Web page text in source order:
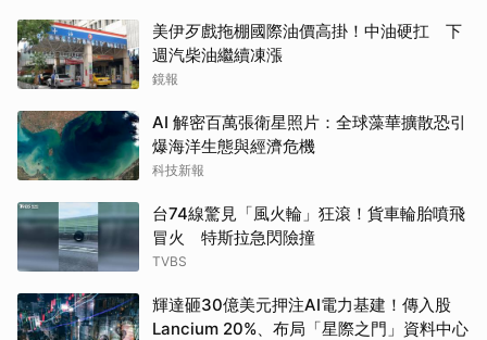
美伊歹戲拖棚國際油價高掛！中油硬扛 下
週汽柴油繼續凍漲
鏡報
AI 解密百萬張衛星照片：全球藻華擴散恐引
爆海洋生態與經濟危機
科技新報
台74線驚見「風火輪」狂滾！貨車輪胎噴飛
冒火 特斯拉急閃險撞
TVBS
輝達砸30億美元押注AI電力基建！傳入股
Lancium 20%、布局「星際之門」資料中心